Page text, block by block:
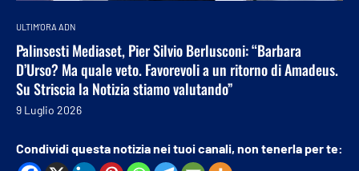
ULTIM'ORA ADN
Palinsesti Mediaset, Pier Silvio Berlusconi: “Barbara
D’Urso? Ma quale veto. Favorevoli a un ritorno di Amadeus.
Su Striscia la Notizia stiamo valutando”
9 Luglio 2026
Condividi questa notizia nei tuoi canali, non tenerla per te: